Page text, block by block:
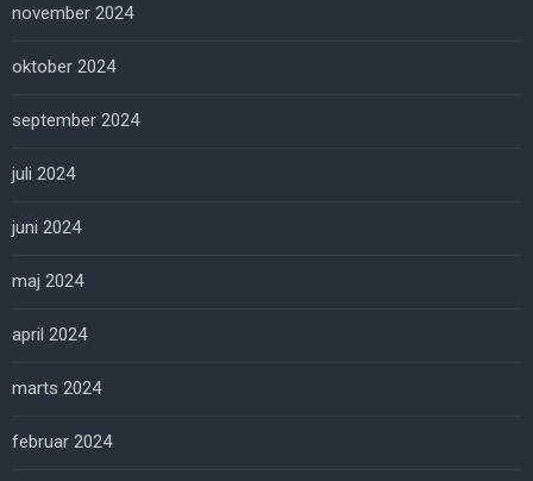
november 2024
oktober 2024
september 2024
juli 2024
juni 2024
maj 2024
april 2024
marts 2024
februar 2024